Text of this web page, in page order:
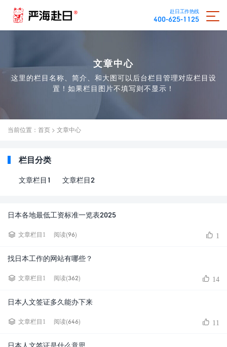
赴日工作热线
400-625-1125
文章中心
这里的栏目名称、简介、和大图可以后台栏目管理对应栏目设
置！如果栏目图片不填写则不显示！
当前位置： 首页 > 文章中心
栏目分类
文章栏目1 文章栏目2
日本各地最低工资标准一览表2025
文章栏目1 阅读(96) 1
找日本工作的网站有哪些？
文章栏目1 阅读(362) 14
日本人文签证多久能办下来
文章栏目1 阅读(646) 11
日本人文签证是什么意思